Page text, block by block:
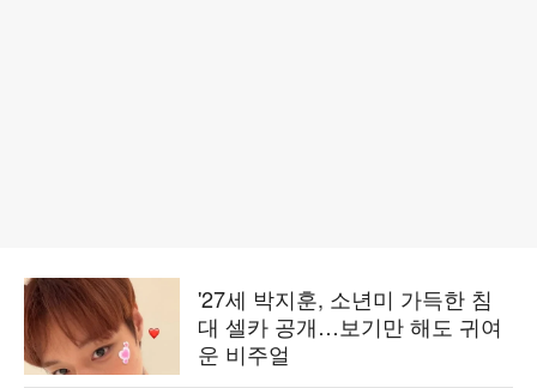
'27세 박지훈, 소년미 가득한 침
대 셀카 공개…보기만 해도 귀여
운 비주얼